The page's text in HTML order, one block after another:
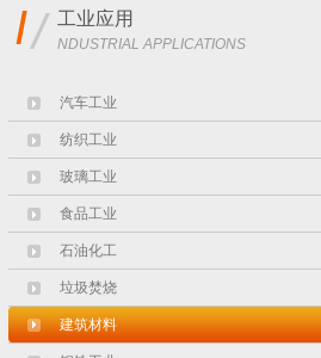
I/ 工业应用
NDUSTRIAL APPLICATIONS
汽车工业
纺织工业
玻璃工业
食品工业
石油化工
垃圾焚烧
建筑材料